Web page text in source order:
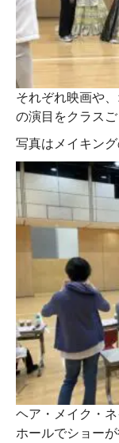
それぞれ映画や
の演目をクラス
写真はメイキング
ヘア・メイク・
ホールでショーが